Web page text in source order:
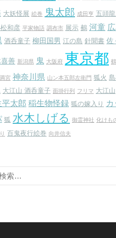
大妖怪展 絵巻 鬼太郎 成田亨 五頭
和彦 平家物語 調布市 展示 鵺 河童
酒呑童子 柳田国男 江の島 針聞書 佐
喜善 新潟県 鬼 大阪府 東京都
宮 神奈川県 山ン本五郎左衛門 狐火
大江山 酒呑童子 面掛行列 フリマ 大江山
平太郎 稲生物怪録 狐の嫁入り
カ
狐 水木しげる 御霊神社 化けも
百鬼夜行絵巻 向井信夫
: